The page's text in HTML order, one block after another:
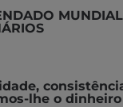
lhe o dinheiro